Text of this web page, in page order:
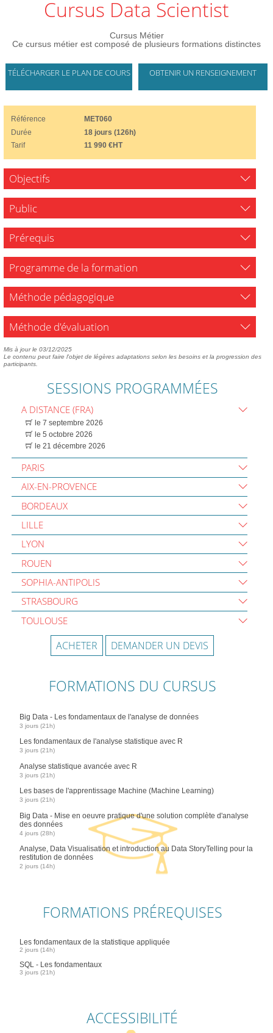
Cursus Data Scientist
Cursus Métier
Ce cursus métier est composé de plusieurs formations distinctes
TÉLÉCHARGER LE PLAN DE COURS OBTENIR UN RENSEIGNEMENT
Référence
MET060
Durée
18 jours (126h)
Tarif
11 990 €HT
Objectifs
Public
Prérequis
Programme de la formation
Méthode pédagogique
Méthode d'évaluation
Mis à jour le 03/12/2025
Le contenu peut faire l'objet de légères adaptations selon les besoins et la progression des
participants.
SESSIONS PROGRAMMÉES
A DISTANCE (FRA)
le 7 septembre 2026
le 5 octobre 2026
le 21 décembre 2026
PARIS
AIX-EN-PROVENCE
BORDEAUX
LILLE
LYON
ROUEN
SOPHIA-ANTIPOLIS
STRASBOURG
TOULOUSE
ACHETER DEMANDER UN DEVIS
FORMATIONS DU CURSUS
Big Data - Les fondamentaux de l'analyse de données
3 jours (21h)
Les fondamentaux de l'analyse statistique avec R
3 jours (21h)
Analyse statistique avancée avec R
3 jours (21h)
Les bases de l'apprentissage Machine (Machine Learning)
3 jours (21h)
Big Data - Mise en oeuvre pratique d'une solution complète d'analyse
des données
4 jours (28h)
Analyse, Data Visualisation et introduction au Data StoryTelling pour la
restitution de données
2 jours (14h)
FORMATIONS PRÉREQUISES
Les fondamentaux de la statistique appliquée
2 jours (14h)
SQL - Les fondamentaux
3 jours (21h)
ACCESSIBILITÉ